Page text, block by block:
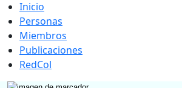
Inicio
Personas
Miembros
Publicaciones
RedCol